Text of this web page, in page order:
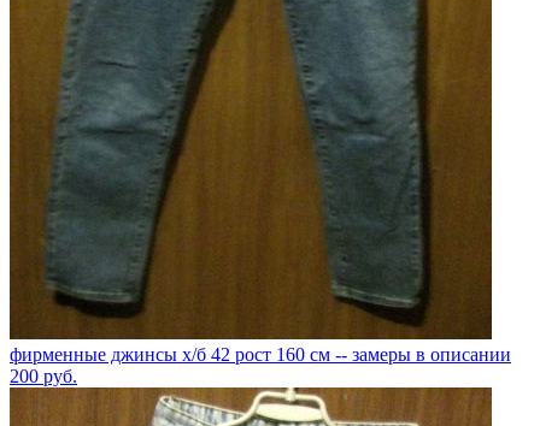
фирменные джинсы х/б 42 рост 160 см -- замеры в описании
200 руб.